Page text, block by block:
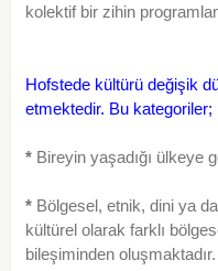
kolektif bir zihin
Hofstede kültürü değişik
etmektedir. Bu kategoriler;
* Bireyin yaşadığı ülkeye
* Bölgesel, etnik, dini ya
kültürel olarak farklı
bileşiminden oluşmaktadır.